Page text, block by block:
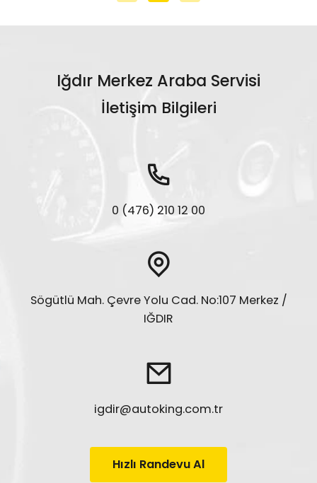
Iğdır Merkez Araba Servisi
İletişim Bilgileri
0 (476) 210 12 00
Sögütlü Mah. Çevre Yolu Cad. No:107 Merkez /
IĞDIR
igdir@autoking.com.tr
Hızlı Randevu Al